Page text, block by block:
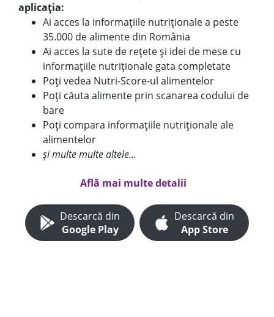
aplicația:
Ai acces la informațiile nutriționale a peste
35.000 de alimente din România
Ai acces la sute de rețete și idei de mese cu
informațiile nutriționale gata completate
Poți vedea Nutri-Score-ul alimentelor
Poți căuta alimente prin scanarea codului de
bare
Poți compara informațiile nutriționale ale
alimentelor
și multe multe altele...
Află mai multe detalii
Descarcă din
Google Play
Descarcă din
App Store